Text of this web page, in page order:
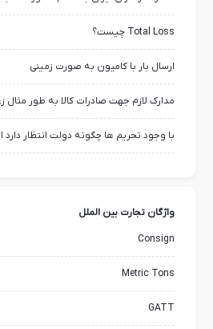
Total Loss چیست؟
ارسال بار با کامیون به صورت زمینی
واژگان تجارت بین الملل
Consign
Metric Tons
GATT